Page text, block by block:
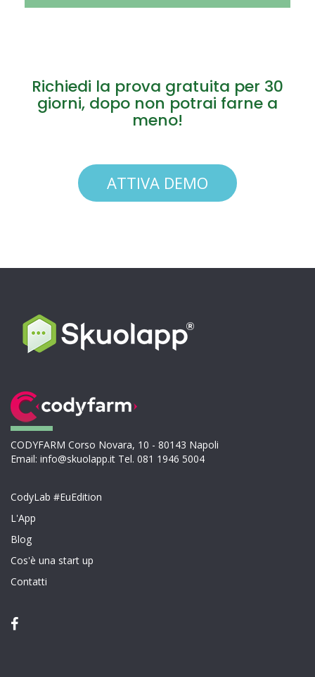
Richiedi la prova gratuita per 30
giorni, dopo non potrai farne a
meno!
ATTIVA DEMO
CODYFARM Corso Novara, 10 - 80143 Napoli
Email: info@skuolapp.it Tel. 081 1946 5004
CodyLab #EuEdition
L'App
Blog
Cos'è una start up
Contatti